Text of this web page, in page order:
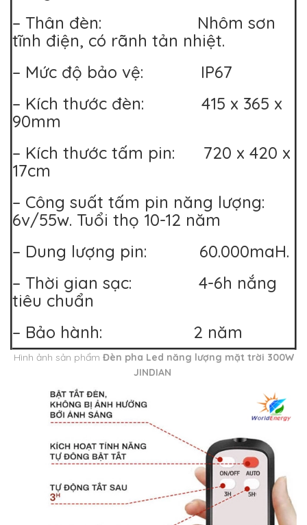
– Thân đèn: Nhôm sơn
tĩnh điện, có rãnh tản nhiệt.
– Mức độ bảo vệ: IP67
– Kích thước đèn: 415 x 365 x
90mm
– Kích thước tấm pin: 720 x 420 x
17cm
– Công suất tấm pin năng lượng:
6v/55w. Tuổi thọ 10-12 năm
– Dung lượng pin: 60.000maH.
– Thời gian sạc: 4-6h nắng
tiêu chuẩn
– Bảo hành: 2 năm
Hình ảnh sản phẩm Đèn pha Led năng lượng mặt trời 300W
JINDIAN